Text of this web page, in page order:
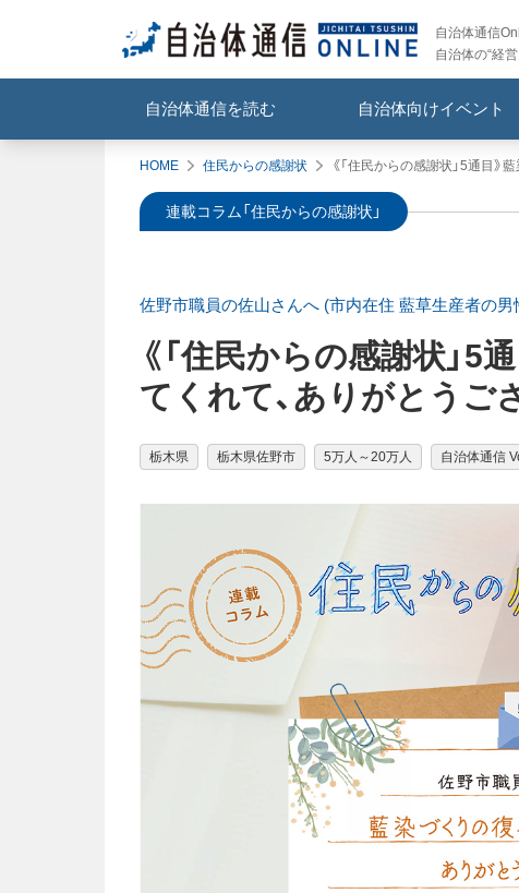
自治体通信
自治体の“経
自治体通信を読む 自治体向けイベント
HOME 住民からの感謝状 《「住民からの感謝状」5通目
連載コラム「住民からの感謝状」
佐野市職員の佐山さんへ (市内在住 藍草生産者の男
《「住民からの感謝状」5
てくれて、ありがとうご
栃木県 栃木県佐野市 5万人～20万人 自治体通信